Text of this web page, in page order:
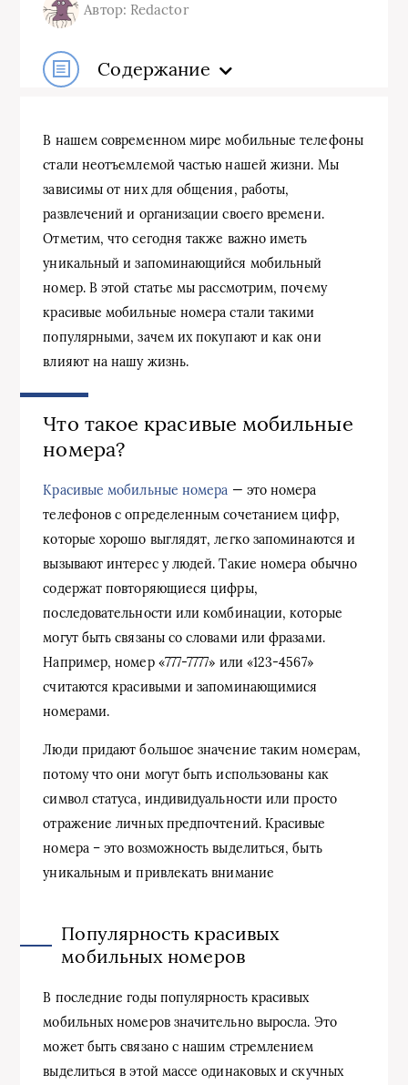
Автор: Redactor
Содержание
В нашем современном мире мобильные телефоны
стали неотъемлемой частью нашей жизни. Мы
зависимы от них для общения, работы,
развлечений и организации своего времени.
Отметим, что сегодня также важно иметь
уникальный и запоминающийся мобильный
номер. В этой статье мы рассмотрим, почему
красивые мобильные номера стали такими
популярными, зачем их покупают и как они
влияют на нашу жизнь.
Что такое красивые мобильные
номера?
Красивые мобильные номера — это номера
телефонов с определенным сочетанием цифр,
которые хорошо выглядят, легко запоминаются и
вызывают интерес у людей. Такие номера обычно
содержат повторяющиеся цифры,
последовательности или комбинации, которые
могут быть связаны со словами или фразами.
Например, номер «777-7777» или «123-4567»
считаются красивыми и запоминающимися
номерами.
Люди придают большое значение таким номерам,
потому что они могут быть использованы как
символ статуса, индивидуальности или просто
отражение личных предпочтений. Красивые
номера – это возможность выделиться, быть
уникальным и привлекать внимание
Популярность красивых
мобильных номеров
В последние годы популярность красивых
мобильных номеров значительно выросла. Это
может быть связано с нашим стремлением
выделиться в этой массе одинаковых и скучных